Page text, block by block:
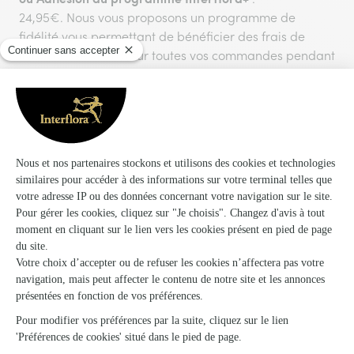
24,95€. Nous vous proposons un programme de
fidélité vous permettant de bénéficier des frais de
livraison GRATUITS sur toutes vos commandes pendant
Livraison aujourd'hui, pour toute commande passée
avant 17h00.
Vous aimerez aussi